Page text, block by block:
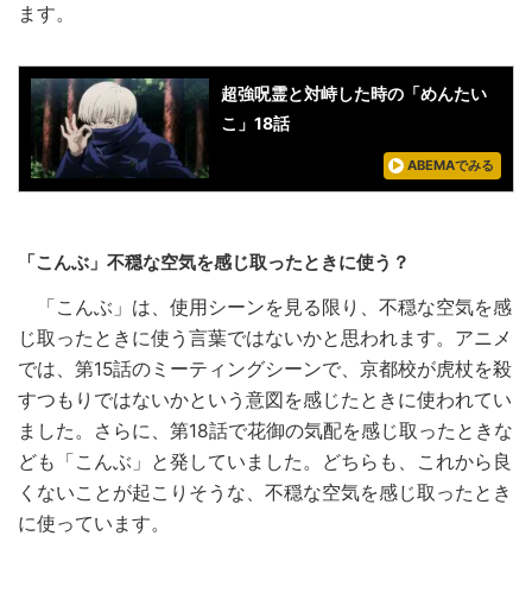
ます。
超強呪霊と対峙した時の「めんたい
こ」18話
ABEMAでみる
「こんぶ」不穏な空気を感じ取ったときに使う？
「こんぶ」は、使用シーンを見る限り、不穏な空気を感
じ取ったときに使う言葉ではないかと思われます。アニメ
では、第15話のミーティングシーンで、京都校が虎杖を殺
すつもりではないかという意図を感じたときに使われてい
ました。さらに、第18話で花御の気配を感じ取ったときな
ども「こんぶ」と発していました。どちらも、これから良
くないことが起こりそうな、不穏な空気を感じ取ったとき
に使っています。